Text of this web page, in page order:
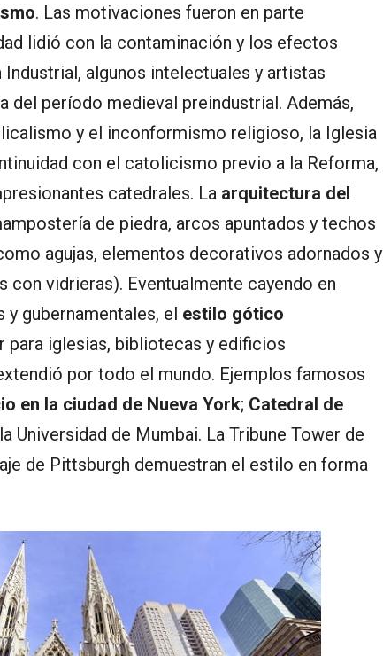
. Las motivaciones fueron en parte
lidió con la contaminación y los efectos
algunos intelectuales y artistas
del período medieval preindustrial. Además,
y el inconformismo religioso, la Iglesia
con el catolicismo previo a la Reforma,
catedrales. La arquitectura del
de piedra, arcos apuntados y techos
agujas, elementos decorativos adornados y
con vidrieras). Eventualmente cayendo en
gubernamentales, el estilo gótico
para iglesias, bibliotecas y edificios
por todo el mundo. Ejemplos famosos
en la ciudad de Nueva York; Catedral de
Universidad de Mumbai. La Tribune Tower de
de Pittsburgh demuestran el estilo en forma